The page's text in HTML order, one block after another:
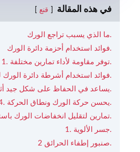
في هذه المقالة قنع
ما الذي يسبب تراجع الورك.
فوائد استخدام أحزمة دائرة الورك.
1. توفر مقاومة لأداء تمارين مختلفة.
2. فوائد استخدام أشرطة دائرة الورك لمنع الإصابة.
3. يساعد في الحفاظ على شكل جيد أثناء القرفصاء والرفعة المميتة.
4. يحسن حركة الورك ونطاق الحركة.
تمارين لتقليل انخفاضات الورك باستخدام أشرطة دائرة الورك.
1. جسر الألوية.
2 صنبور إطفاء الحرائق.